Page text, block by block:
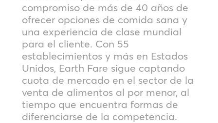
compromiso de más de 40 años de
ofrecer opciones de comida sana y
una experiencia de clase mundial
para el cliente. Con 55
establecimientos y más en Estados
Unidos, Earth Fare sigue captando
cuota de mercado en el sector de la
venta de alimentos al por menor, al
tiempo que encuentra formas de
diferenciarse de la competencia.